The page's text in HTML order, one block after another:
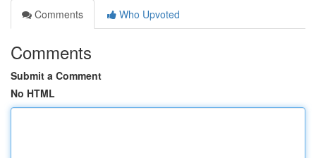
Comments
Who Upvoted
Comments
Submit a Comment
No HTML